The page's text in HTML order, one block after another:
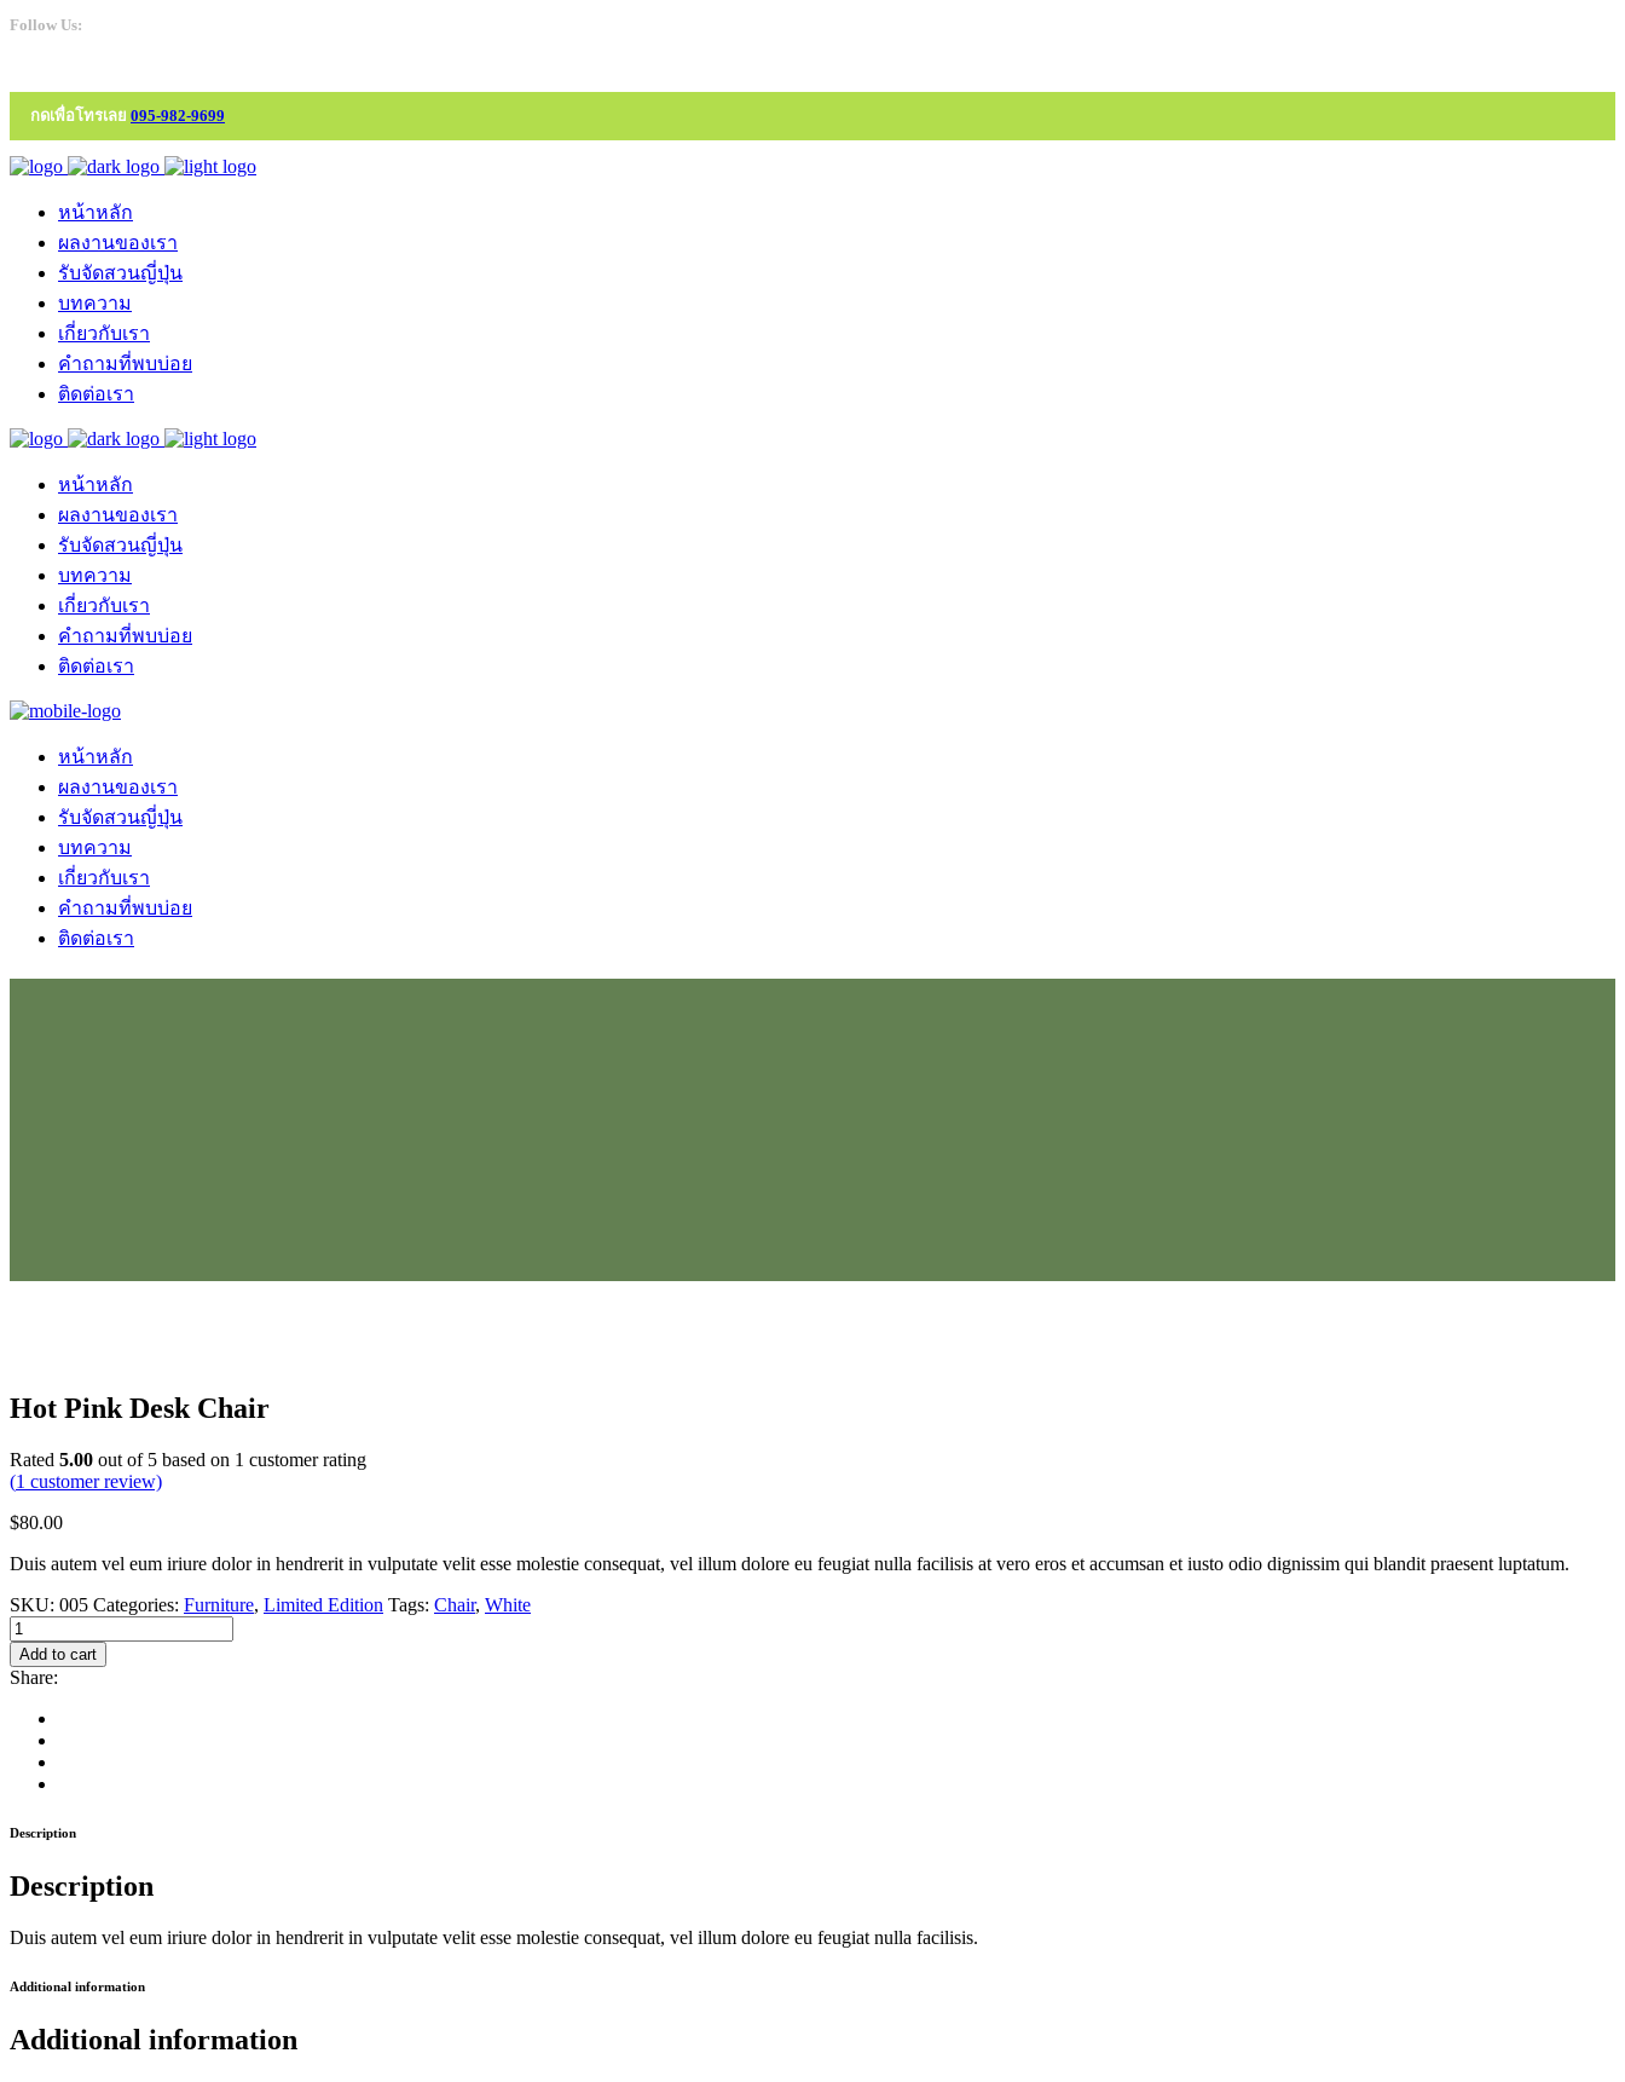
Follow Us:
กดเพื่อโทรเลย 095-982-9699
หน้าหลัก
ผลงานของเรา
รับจัดสวนญี่ปุ่น
บทความ
เกี่ยวกับเรา
คำถามที่พบบ่อย
ติดต่อเรา
หน้าหลัก
ผลงานของเรา
รับจัดสวนญี่ปุ่น
บทความ
เกี่ยวกับเรา
คำถามที่พบบ่อย
ติดต่อเรา
หน้าหลัก
ผลงานของเรา
รับจัดสวนญี่ปุ่น
บทความ
เกี่ยวกับเรา
คำถามที่พบบ่อย
ติดต่อเรา
Hot Pink Desk Chair
Rated 5.00 out of 5 based on 1 customer rating
(1 customer review)
$80.00
Duis autem vel eum iriure dolor in hendrerit in vulputate velit esse molestie consequat, vel illum dolore eu feugiat nulla facilisis at vero eros et accumsan et iusto odio dignissim qui blandit praesent luptatum.
SKU: 005 Categories: Furniture, Limited Edition Tags: Chair, White
Hot
Pink
Desk
Chair
quantity
Add to cart
Share:
Description
Description
Duis autem vel eum iriure dolor in hendrerit in vulputate velit esse molestie consequat, vel illum dolore eu feugiat nulla facilisis.
Additional information
Additional information